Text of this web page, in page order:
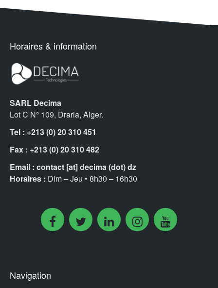
Horaires & information
SARL Decima
Lot C N° 109, Draria, Alger.
Tel : +213 (0) 20 310 451
Fax : +213 (0) 20 310 482
Email : contact [at] decima (dot) dz
Horaires : Dim – Jeu • 8h30 – 16h30
Navigation